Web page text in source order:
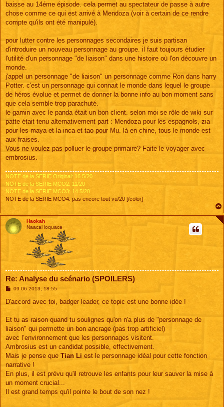
baisse au 14éme épisode. cela permet au spectateur de passe à autre
chose comme ce qui est arrivé à Mendoza (voir à certain de ce rendre
compte qu'ils ont été manipulé).
pour lutter contre les personnages secondaires je suis partisan
d'introduire un nouveau personnage au groupe. il faut toujours étudier
l'utilité d'un personnage "de liaison" dans une histoire où l'on découvre un
monde.
j'appel un personnage "de liaison" un personnage comme Ron dans harry
Potter. c'est un personnage qui connait le monde dans lequel le groupe
de héros évolue et permet de donner la bonne info au bon moment sans
que cela semble trop parachuté.
le gamin avec le panda était un bon client. selon moi se rôle de wiki sur
patte était tenu alternativement part : Mendoza pour les espagnols, zia
pour les maya et la inca et tao pour Mu. là en chine, tous le monde est
aux fraises.
Vous ne voulez pas polluer le groupe primaire? Faite le voyager avec
embrosius.
NOTE de la SERIE Original: 16.5/20.
NOTE de la SERIE MCO2: 11/20
NOTE de la SERIE MCO3: 14.5/20
NOTE de la SERIE MCO4: pas encore tout vu/20 [/color]
Haokah
Naacal loquace
Re: Analyse du scénario (SPOILERS)
M
s
g
09 06 2013, 18:55
D'accord avec toi, badger leader, ce topic est une bonne idée !
Et tu as raison quand tu soulignes qu'on n'a plus de "personnage de
liaison" qui permette un bon ancrage (pas trop artificiel)
avec l’environnement que les personnages visitent.
Ambrosius est un candidat possible, effectivement.
Mais je pense que Tian Li est le personnage idéal pour cette fonction
narrative !
En plus, il est prévu qu'il retrouve les enfants pour leur sauver la mise à
un moment crucial...
Il est grand temps qu'il pointe le bout de son nez !